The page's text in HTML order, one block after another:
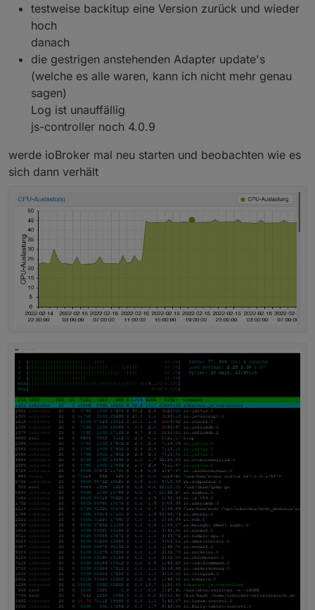
testweise backitup eine Version zurück und wieder
hoch
danach
die gestrigen anstehenden Adapter update's
(welche es alle waren, kann ich nicht mehr genau
sagen)
Log ist unauffällig
js-controller noch 4.0.9
werde ioBroker mal neu starten und beobachten wie es
sich dann verhält